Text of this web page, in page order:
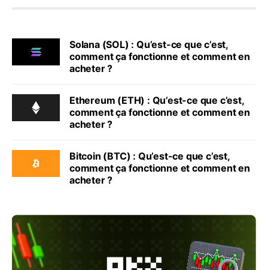
Solana (SOL) : Qu’est-ce que c’est,
comment ça fonctionne et comment en
acheter ?
Ethereum (ETH) : Qu’est-ce que c’est,
comment ça fonctionne et comment en
acheter ?
Bitcoin (BTC) : Qu’est-ce que c’est,
comment ça fonctionne et comment en
acheter ?